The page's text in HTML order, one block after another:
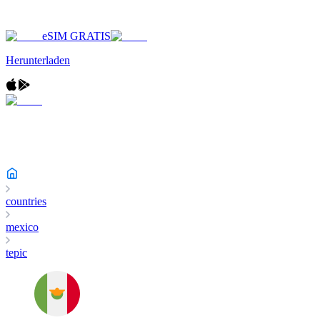
eSIM GRATIS
Herunterladen
countries
mexico
tepic